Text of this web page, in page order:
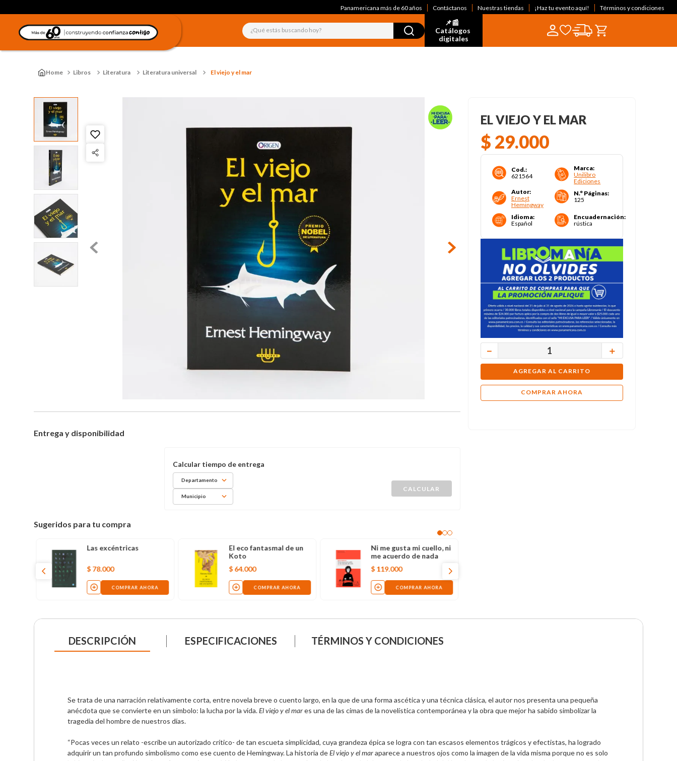
Panamericana más de 60 años Contáctanos Nuestras tiendas ¡Haz tu evento aquí! Términos y condiciones
¿Qué estás buscando hoy?
📌📰
Catálogos
digitales
Libros Literatura Literatura universal El viejo y el mar
Entrega y disponibilidad
Departamento
Municipio
Sugeridos para tu compra
Las excéntricas
$ 78.000
COMPRAR AHORA
El eco fantasmal de un
Koto
$ 64.000
COMPRAR AHORA
Ni me gusta mi cuello, ni
me acuerdo de nada
$ 119.000
COMPRAR AHORA
EL VIEJO Y EL MAR
$ 29.000
Cod.:
621564
Marca:
Unilibro
Ediciones
Autor:
Ernest
Hemingway
N.° Páginas:
125
Idioma:
Español
Encuadernación:
rústica
＋
－
AGREGAR AL CARRITO
COMPRAR AHORA
DESCRIPCIÓN ESPECIFICACIONES TÉRMINOS Y CONDICIONES
Se trata de una narración relativamente corta, entre novela breve o cuento largo, en la que de una forma ascética y una técnica clásica, el autor nos presenta una pequeña
anécdota que se convierte en un símbolo: la lucha por la vida. El viejo y el mar es una de las cimas de la novelística contemporánea y la obra que mejor ha sabido simbolizar la
tragedia del hombre de nuestros días.
“Pocas veces un relato -escribe un autorizado crítico- de tan escueta simplicidad, cuya grandeza épica se logra con tan escasos elementos trágicos y efectistas, ha logrado
adquirir un tan profundo simbolismo como ese cuento de Hemingway. La historia de El viejo y el mar aparece a nuestros ojos como la imagen de la vida misma porque no es solo